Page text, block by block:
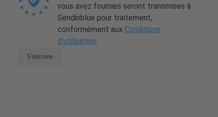
vous avez fournies seront transmises à
Sendinblue pour traitement,
conformément aux Conditions
d'utilisation
S'inscrire